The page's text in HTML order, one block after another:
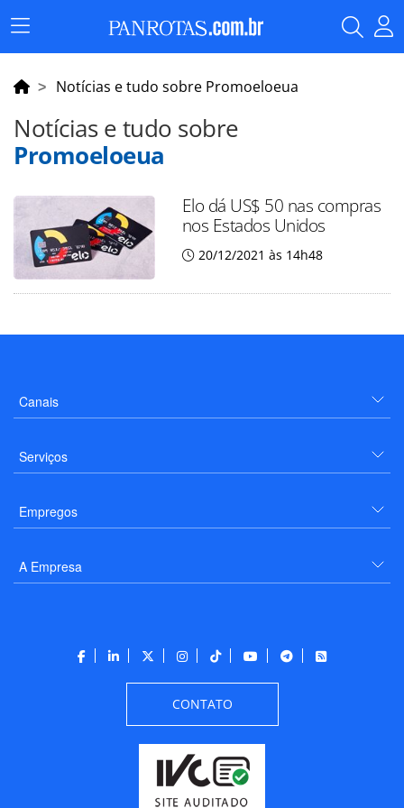
Menu
Principal
Notícias e tudo sobre Promoeloeua
Notícias e tudo sobre
Promoeloeua
Elo dá US$ 50 nas compras
nos Estados Unidos
20/12/2021 às 14h48
Canais
Serviços
Empregos
A Empresa
CONTATO